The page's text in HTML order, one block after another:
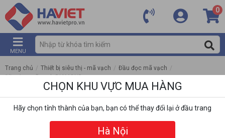
0
MENU
Trang chủ / Thiết bị siêu thị - mã vạch / Đầu đọc mã vạch /
Đầu đọc mã vạch DIAMOND
CHỌN KHU VỰC MUA HÀNG
Hãy chọn tỉnh thành của bạn, bạn có thể thay đổi lại ở đầu trang
Hà Nội